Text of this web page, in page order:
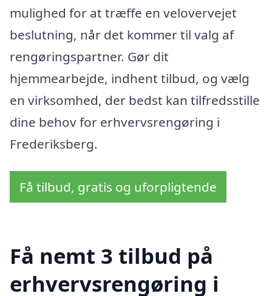
mulighed for at træffe en velovervejet
beslutning, når det kommer til valg af
rengøringspartner. Gør dit
hjemmearbejde, indhent tilbud, og vælg
en virksomhed, der bedst kan tilfredsstille
dine behov for erhvervsrengøring i
Frederiksberg.
Få tilbud, gratis og uforpligtende
Få nemt 3 tilbud på
erhvervsrengøring i